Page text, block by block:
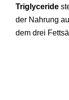
Triglyceride
der Nahrung
dem drei